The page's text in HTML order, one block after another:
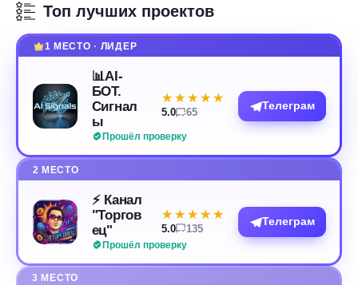
Топ лучших проектов
1 МЕСТО · ЛИДЕР
📊AI-
БОТ.
Сигнал
ы
Прошёл проверку
★★★★★
★★★★★
5.0 65
Телеграм
2 МЕСТО
⚡️ Канал
"Торгов
ец"
Прошёл проверку
★★★★★
★★★★★
5.0 135
Телеграм
3 МЕСТО